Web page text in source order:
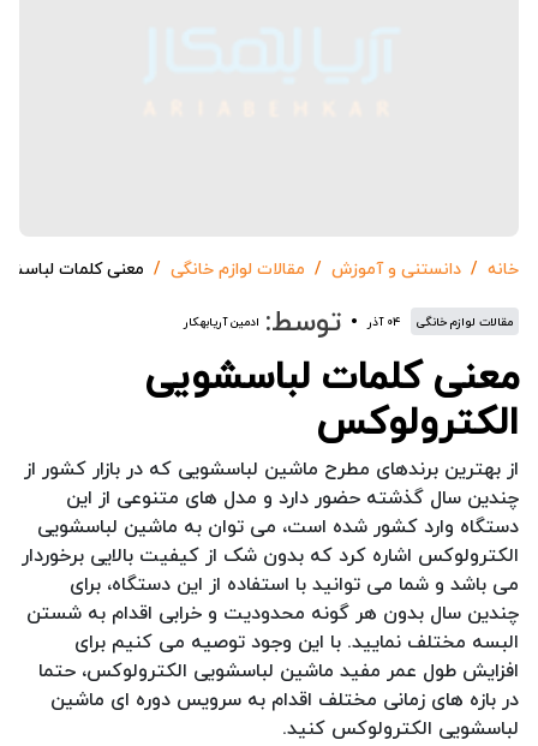
خانه دانستنی و آموزش مقالات لوازم خانگی معنی کلمات
مقالات لوازم خانگی ۰۴ آذر توسط: ادمین آریابهکار
معنی کلمات لباسشویی
الکترولوکس
از بهترین برندهای مطرح ماشین لباسشویی که در بازار کشور از
چندین سال گذشته حضور دارد و مدل های متنوعی از این
دستگاه وارد کشور شده است، می توان به ماشین لباسشویی
الکترولوکس اشاره کرد که بدون شک از کیفیت بالایی برخوردار
می باشد و شما می توانید با استفاده از این دستگاه، برای
چندین سال بدون هر گونه محدودیت و خرابی اقدام به شستن
البسه مختلف نمایید. با این وجود توصیه می کنیم برای
افزایش طول عمر مفید ماشین لباسشویی الکترولوکس، حتما
در بازه های زمانی مختلف اقدام به سرویس دوره ای ماشین
لباسشویی الکترولوکس کنید.